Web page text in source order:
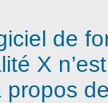
de
X